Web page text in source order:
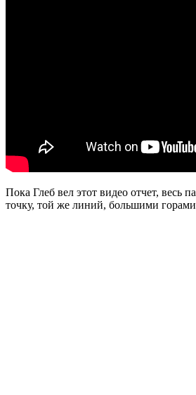
Пока Глеб вел этот видео отчет, весь
точку, той же линий, большими